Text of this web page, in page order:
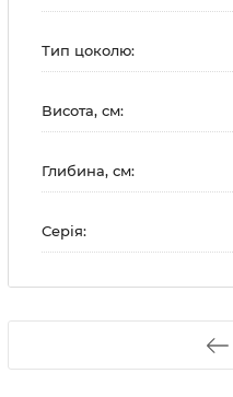
Тип цоколю:
Висота, см:
Глибина, см:
Серія: